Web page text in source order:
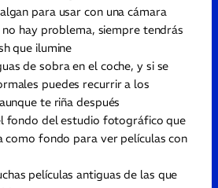
para usar con una cámara
no hay problema, siempre tendrás
que ilumine
de sobra en el coche, y si se
puedes recurrir a los
te riña después
fondo del estudio fotográfico que
como fondo para ver películas con
películas antiguas de las que